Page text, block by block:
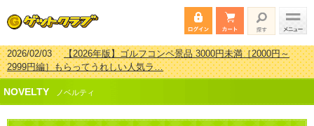
2026/02/03【2026年版】ゴルフコンペ景品 3000円未満［2000円～
2999円編］もらってうれしい人気ラ…
2026/07/15【2026年版】ビンゴゲーム景品おすすめ金額別人気ランキ
ング 更新しました！
2026/04/03【2026年版】ゴルフコンペ景品 3000円未満［2000円～
2999円編］もらってうれしい人気ラ…
NOVELTY ノベルティ